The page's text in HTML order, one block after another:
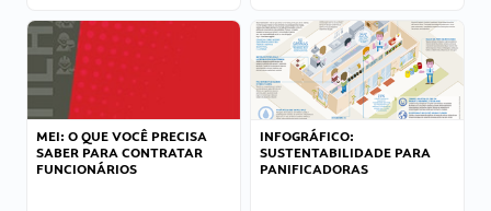
MEI: O QUE VOCÊ PRECISA
SABER PARA CONTRATAR
FUNCIONÁRIOS
INFOGRÁFICO:
SUSTENTABILIDADE PARA
PANIFICADORAS